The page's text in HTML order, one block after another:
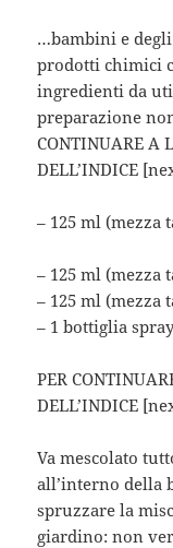
…bambini e
prodotti chimici
ingredienti da
preparazione
CONTINUARE A
DELL’INDICE
– 125 ml (mezza
– 125 ml (mezza
– 125 ml (mezza
– 1 bottiglia
PER
DELL’INDICE
Va mescolato
all’interno della
spruzzare la
giardino: non